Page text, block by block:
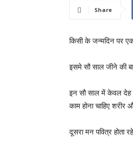
Share
किसी के जन्मदिन पर
इसमे सौ साल जीने की
इन सौ साल में केवल
काम होना चाहिए शरीर
दूसरा मन पवित्र होता